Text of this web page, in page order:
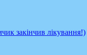
закінчив лікування!)